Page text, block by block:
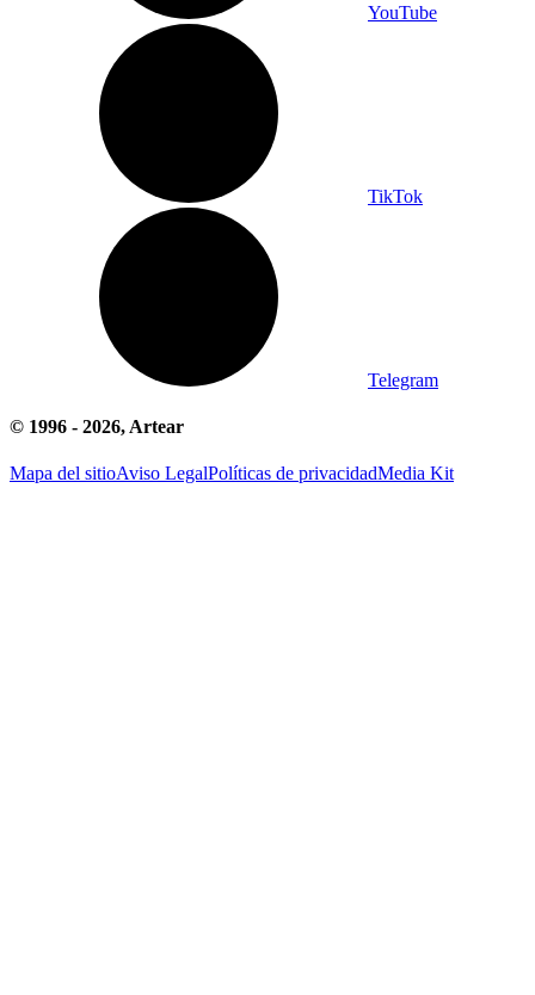
YouTube
TikTok
Telegram
© 1996 - 2026, Artear
Mapa del sitioAviso LegalPolíticas de privacidadMedia Kit